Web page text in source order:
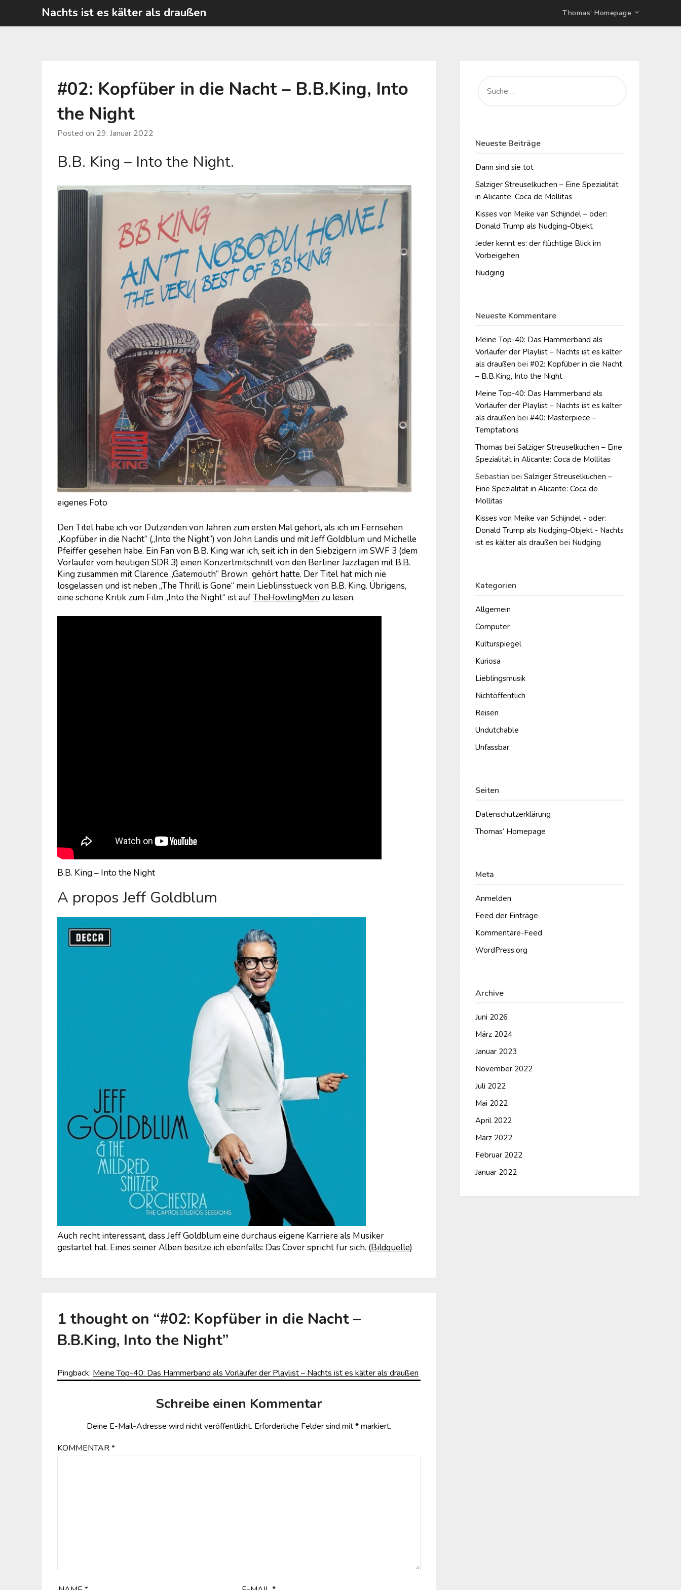
Nachts ist es kälter als draußen Thomas‘ Homepage
#02: Kopfüber in die Nacht – B.B.King, Into
the Night
Posted on 29. Januar 2022
B.B. King – Into the Night.
eigenes Foto
Den Titel habe ich vor Dutzenden von Jahren zum ersten Mal gehört, als ich im Fernsehen
„Kopfüber in die Nacht“ („Into the Night“) von John Landis und mit Jeff Goldblum und Michelle
Pfeiffer gesehen habe. Ein Fan von B.B. King war ich, seit ich in den Siebzigern im SWF 3 (dem
Vorläufer vom heutigen SDR 3) einen Konzertmitschnitt von den Berliner Jazztagen mit B.B.
King zusammen mit Clarence „Gatemouth“ Brown gehört hatte. Der Titel hat mich nie
losgelassen und ist neben „The Thrill is Gone“ mein Lieblinsstueck von B.B. King. Übrigens,
eine schöne Kritik zum Film „Into the Night“ ist aufTheHowlingMenzu lesen.
B.B. King – Into the Night
A propos Jeff Goldblum
Auch recht interessant, dass Jeff Goldblum eine durchaus eigene Karriere als Musiker
gestartet hat. Eines seiner Alben besitze ich ebenfalls: Das Cover spricht für sich. (Bildquelle)
1 thought on “#02: Kopfüber in die Nacht –
B.B.King, Into the Night”
Pingback:Meine Top-40: Das Hammerband als Vorläufer der Playlist – Nachts ist es kälter als draußen
Schreibe einen Kommentar
Deine E-Mail-Adresse wird nicht veröffentlicht. Erforderliche Felder sind mit*markiert.
KOMMENTAR*
NACH:
Neueste Beiträge
Dann sind sie tot
Salziger Streuselkuchen – Eine Spezialität
in Alicante: Coca de Mollitas
Kisses von Meike van Schijndel – oder:
Donald Trump als Nudging-Objekt
Jeder kennt es: der flüchtige Blick im
Vorbeigehen
Nudging
Neueste Kommentare
Meine Top-40: Das Hammerband als
Vorläufer der Playlist – Nachts ist es kälter
als draußen bei #02: Kopfüber in die Nacht
– B.B.King, Into the Night
Meine Top-40: Das Hammerband als
Vorläufer der Playlist – Nachts ist es kälter
als draußen bei #40: Masterpiece –
Temptations
Thomasbei Salziger Streuselkuchen – Eine
Spezialität in Alicante: Coca de Mollitas
Sebastian bei Salziger Streuselkuchen –
Eine Spezialität in Alicante: Coca de
Mollitas
Kisses von Meike van Schijndel - oder:
Donald Trump als Nudging-Objekt - Nachts
ist es kälter als draußen bei Nudging
Kategorien
Allgemein
Computer
Kulturspiegel
Kuriosa
Lieblingsmusik
Nichtöffentlich
Reisen
Undutchable
Unfassbar
Seiten
Datenschutzerklärung
Thomas‘ Homepage
Meta
Anmelden
Feed der Einträge
Kommentare-Feed
WordPress.org
Archive
Juni 2026
März 2024
Januar 2023
November 2022
Juli 2022
Mai 2022
April 2022
März 2022
Februar 2022
Januar 2022